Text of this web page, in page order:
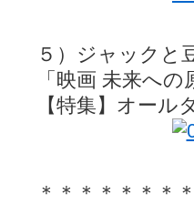
５）ジャックと
「映画 未来への
【特集】オー
＊＊＊＊＊＊＊